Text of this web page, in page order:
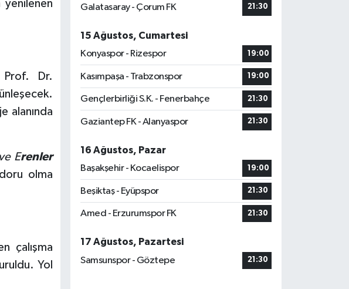
Prof. Dr.
alanında
Erenler
olma
çalışma
Yol
Galatasaray - Çorum FK
21:30
15 Ağustos, Cumartesi
Konyaspor - Rizespor
19:00
Kasımpaşa - Trabzonspor 19:00
Gençlerbirliği S.K. - Fenerbahçe 21:30
Gaziantep FK - Alanyaspor 21:30
16 Ağustos, Pazar
Başakşehir - Kocaelispor
19:00
Beşiktaş - Eyüpspor 21:30
Amed - Erzurumspor FK 21:30
17 Ağustos, Pazartesi
Samsunspor - Göztepe
21:30